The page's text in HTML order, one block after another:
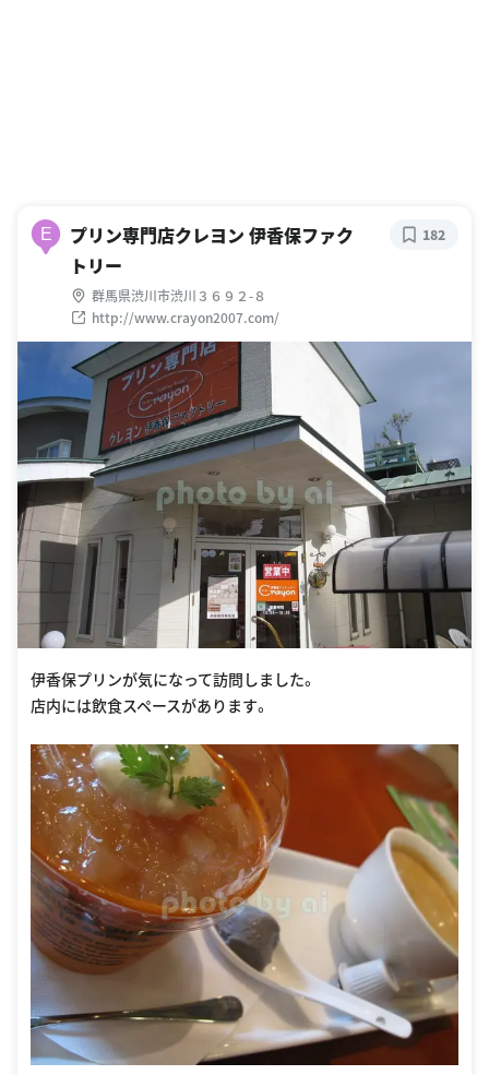
E
プリン専門店クレヨン 伊香保ファク
トリー
群馬県渋川市渋川３６９２-８
http://www.crayon2007.com/
182
伊香保プリンが気になって訪問しました。
店内には飲食スペースがあります。